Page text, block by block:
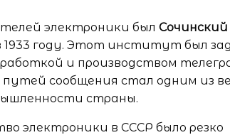
электроники был Сочинский
1933 году. Этот институт был
и производством
сообщения стал одним из
страны.
электроники в СССР было резко